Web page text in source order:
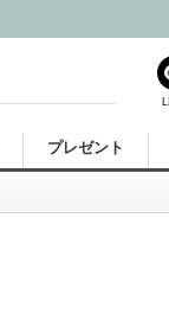
プレゼント